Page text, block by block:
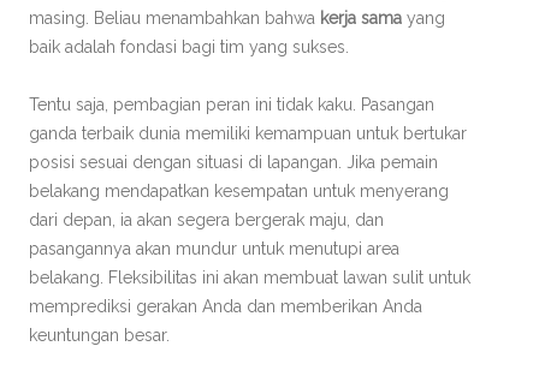
masing. Beliau menambahkan bahwa kerja sama yang
baik adalah fondasi bagi tim yang sukses.
Tentu saja, pembagian peran ini tidak kaku. Pasangan
ganda terbaik dunia memiliki kemampuan untuk bertukar
posisi sesuai dengan situasi di lapangan. Jika pemain
belakang mendapatkan kesempatan untuk menyerang
dari depan, ia akan segera bergerak maju, dan
pasangannya akan mundur untuk menutupi area
belakang. Fleksibilitas ini akan membuat lawan sulit untuk
memprediksi gerakan Anda dan memberikan Anda
keuntungan besar.